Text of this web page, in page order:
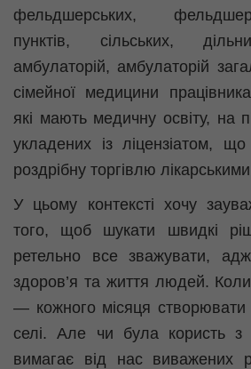
фельдшерських,
пунктів, сільських,
амбулаторій, амбулаторій
сімейної медицини
які мають медичну освіту, на
укладених із ліцензіатом,
роздрібну торгівлю
У цьому контексті хочу
того, щоб шукати швидкі
ретельно все зважувати,
здоров’я та життя людей.
— кожного місяця створювати
селі. Але чи була користь з
вимагає від нас виважених